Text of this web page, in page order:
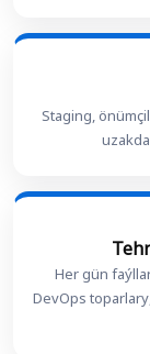
Staging,
Her gün
DevOps